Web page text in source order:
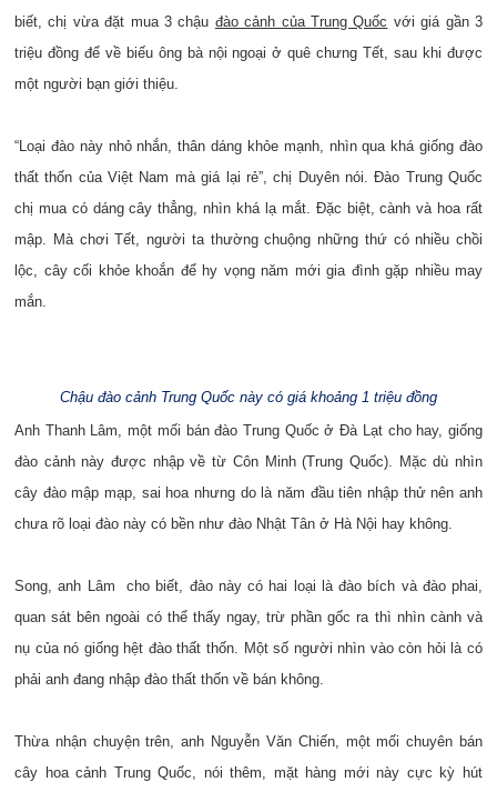
biết, chị vừa đặt mua 3 chậu đào cảnh của Trung Quốc với giá gần 3
triệu đồng để về biếu ông bà nội ngoại ở quê chưng Tết, sau khi được
một người bạn giới thiệu.
“Loại đào này nhỏ nhắn, thân dáng khỏe mạnh, nhìn qua khá giống đào
thất thốn của Việt Nam mà giá lại rẻ”, chị Duyên nói. Đào Trung Quốc
chị mua có dáng cây thẳng, nhìn khá lạ mắt. Đặc biệt, cành và hoa rất
mập. Mà chơi Tết, người ta thường chuộng những thứ có nhiều chồi
lộc, cây cối khỏe khoắn để hy vọng năm mới gia đình gặp nhiều may
mắn.
Chậu đào cảnh Trung Quốc này có giá khoảng 1 triệu đồng
Anh Thanh Lâm, một mối bán đào Trung Quốc ở Đà Lạt cho hay, giống
đào cảnh này được nhập về từ Côn Minh (Trung Quốc). Mặc dù nhìn
cây đào mập mạp, sai hoa nhưng do là năm đầu tiên nhập thử nên anh
chưa rõ loại đào này có bền như đào Nhật Tân ở Hà Nội hay không.
Song, anh Lâm cho biết, đào này có hai loại là đào bích và đào phai,
quan sát bên ngoài có thể thấy ngay, trừ phần gốc ra thì nhìn cành và
nụ của nó giống hệt đào thất thốn. Một số người nhìn vào còn hỏi là có
phải anh đang nhập đào thất thốn về bán không.
Thừa nhận chuyện trên, anh Nguyễn Văn Chiến, một mối chuyên bán
cây hoa cảnh Trung Quốc, nói thêm, mặt hàng mới này cực kỳ hút